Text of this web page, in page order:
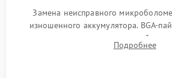
Замена неисправного
изношенного аккумулятора. BGA-
контроллеров на материнской
разъемов и кнопок, замена
Подробнее